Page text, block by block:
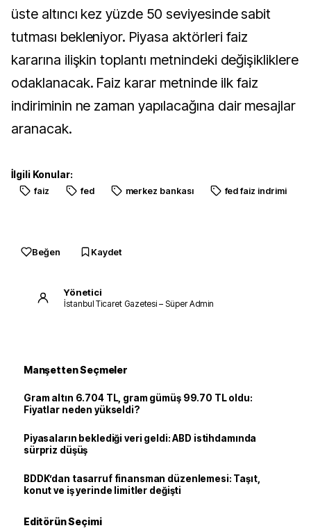
üste altıncı kez yüzde 50 seviyesinde sabit
tutması bekleniyor. Piyasa aktörleri faiz
kararına ilişkin toplantı metnindeki değişikliklere
odaklanacak. Faiz karar metninde ilk faiz
indiriminin ne zaman yapılacağına dair mesajlar
aranacak.
İlgili Konular:
faiz fed merkez bankası fed faiz indrimi
Beğen Kaydet
Yönetici
İstanbul Ticaret Gazetesi – Süper Admin
Manşetten Seçmeler
Gram altın 6.704 TL, gram gümüş 99.70 TL oldu:
Fiyatlar neden yükseldi?
Piyasaların beklediği veri geldi: ABD istihdamında
sürpriz düşüş
BDDK’dan tasarruf finansman düzenlemesi: Taşıt,
konut ve iş yerinde limitler değişti
Editörün Seçimi